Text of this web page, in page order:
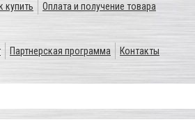
купить Оплата и получение товара
Партнерская программа Контакты